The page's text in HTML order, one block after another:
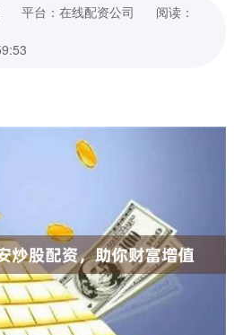
平台：在线配资公司
阅读：